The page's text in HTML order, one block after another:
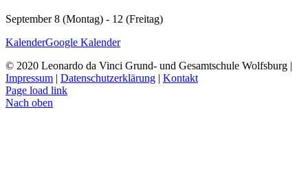
September 8 (Montag) - 12 (Freitag)
KalenderGoogle Kalender
© 2020 Leonardo da Vinci Grund- und Gesamtschule Wolfsburg |
Impressum | Datenschutzerklärung | Kontakt
Page load link
Nach oben